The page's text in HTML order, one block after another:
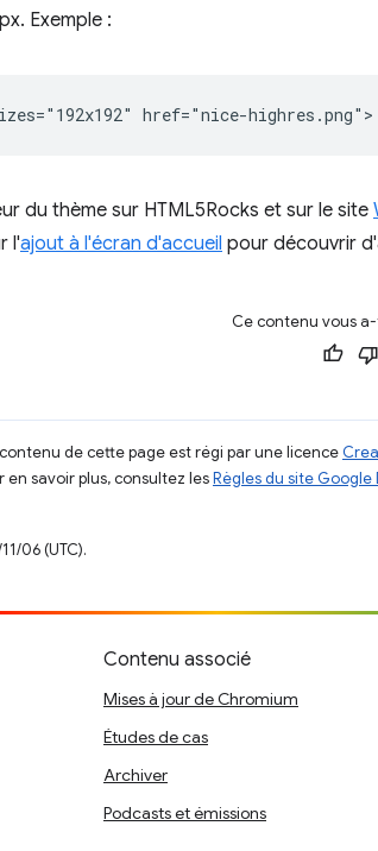
Exemple :
du thème sur HTML5Rocks et sur le site
l'ajout à l'écran d'accueil pour découvrir
Ce contenu vous
de cette page est régi par une licence
en savoir plus, consultez lesRègles du site Google
06 (UTC).
Contenu associé
Mises à jour de Chromium
Études de cas
Archiver
Podcasts et émissions